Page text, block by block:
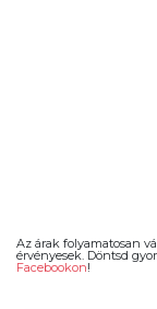
Az árak folyamatosan
érvényesek. Döntsd
Facebookon!